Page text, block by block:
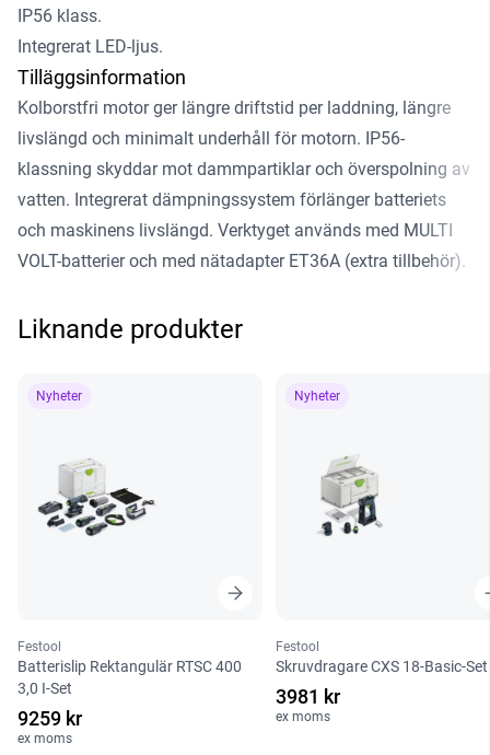
IP56 klass.
Integrerat LED-ljus.
Tilläggsinformation
Kolborstfri motor ger längre driftstid per laddning, längre
livslängd och minimalt underhåll för motorn. IP56-
klassning skyddar mot dammpartiklar och överspolning av
vatten. Integrerat dämpningssystem förlänger batteriets
och maskinens livslängd. Verktyget används med MULTI
VOLT-batterier och med nätadapter ET36A (extra tillbehör).
Liknande produkter
Nyheter
Festool
Batterislip Rektangulär RTSC 400
3,0 I-Set
9259 kr
ex moms
Nyheter
Festool
Skruvdragare CXS 18-Basic-Set
3981 kr
ex moms